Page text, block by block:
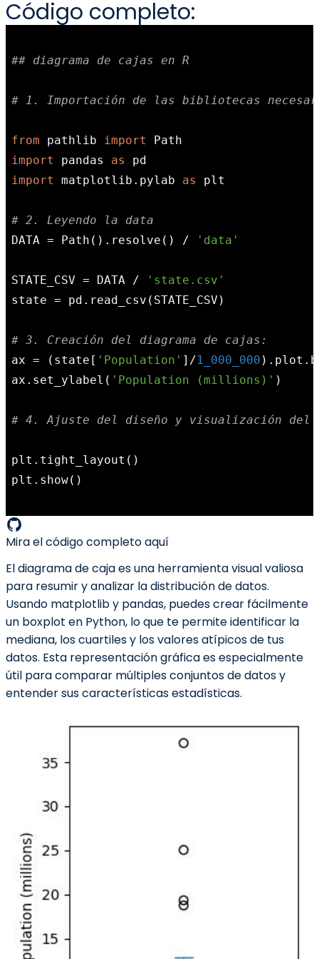
Código completo:
## diagrama de cajas en R
# 1. Importación de las bibliotecas
from pathlib import
import
pandas as
import
matplotlib.pylab as plt
# 2. Leyendo la data
DATA = Path().resolve() /
'data'
STATE_CSV = DATA /
'state.csv'
state = pd.read_csv(STATE_CSV)
# 3. Creación del diagrama de cajas:
ax = (state[ 'Population' ]/1_000_000
ax.set_ylabel( 'Population (millions)' )
# 4. Ajuste del diseño y visualización del
plt.tight_layout()
plt.show()
Mira el código completoaquí
El diagrama de caja es una herramienta visual valiosa
para resumir y analizar la distribución de datos.
Usando matplotlib y pandas, puedes crear fácilmente
un boxplot en Python, lo que te permite identificar la
mediana, los cuartiles y los valores atípicos de tus
datos. Esta representación gráfica es especialmente
útil para comparar múltiples conjuntos de datos y
entender sus características estadísticas.